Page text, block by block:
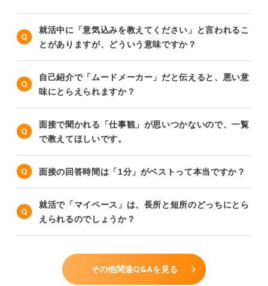
就活中に「意気込みを教えてください」と言われるこ
とがありますが、どういう意味ですか？
自己紹介で「ムードメーカー」だと伝えると、悪い意
味にとらえられますか？
面接で聞かれる「仕事観」が思いつかないので、一覧
で教えてほしいです。
面接の回答時間は「1分」がベストって本当ですか？
就活で「マイペース」は、長所と短所のどっちにとら
えられるのでしょうか？
その他関連Q&Aを見る